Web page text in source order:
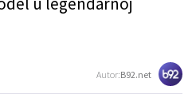
Autor:B92.net